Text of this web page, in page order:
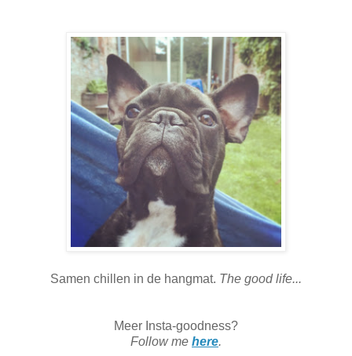
Samen chillen in de hangmat. The good life...
Meer Insta-goodness?
Follow me here.